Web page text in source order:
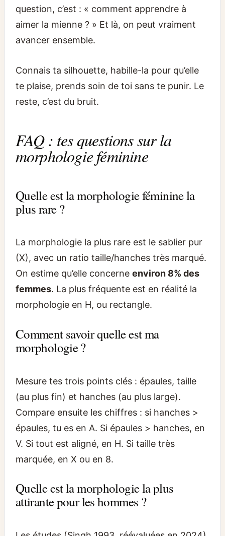
question, c’est : « comment apprendre à
aimer la mienne ? » Et là, on peut vraiment
avancer ensemble.
Connais ta silhouette, habille-la pour qu’elle
te plaise, prends soin de toi sans te punir. Le
reste, c’est du bruit.
FAQ : tes questions sur la
morphologie féminine
Quelle est la morphologie féminine la
plus rare ?
La morphologie la plus rare est le sablier pur
(X), avec un ratio taille/hanches très marqué.
On estime qu’elle concerne environ 8% des
femmes. La plus fréquente est en réalité la
morphologie en H, ou rectangle.
Comment savoir quelle est ma
morphologie ?
Mesure tes trois points clés : épaules, taille
(au plus fin) et hanches (au plus large).
Compare ensuite les chiffres : si hanches >
épaules, tu es en A. Si épaules > hanches, en
V. Si tout est aligné, en H. Si taille très
marquée, en X ou en 8.
Quelle est la morphologie la plus
attirante pour les hommes ?